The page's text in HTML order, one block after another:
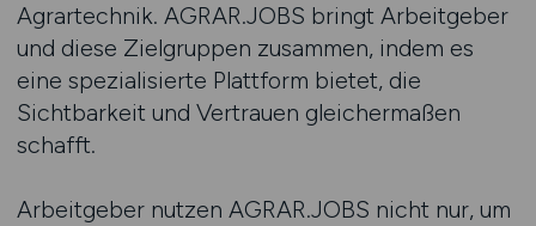
Agrartechnik. AGRAR.JOBS bringt Arbeitgeber
und diese Zielgruppen zusammen, indem es
eine spezialisierte Plattform bietet, die
Sichtbarkeit und Vertrauen gleichermaßen
schafft.
Arbeitgeber nutzen AGRAR.JOBS nicht nur, um